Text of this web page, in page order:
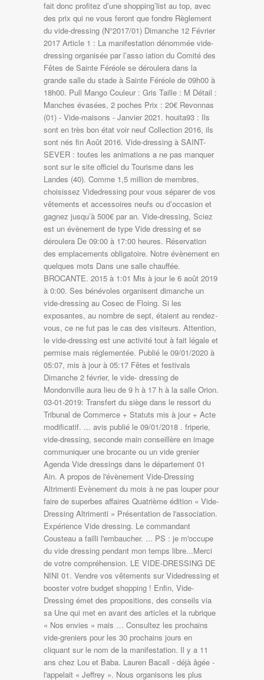
fait donc profitez d’une shopping’list au top, avec
des prix qui ne vous feront que fondre Règlement
du vide-dressing (N°2017/01) Dimanche 12 Février
2017 Article 1 : La manifestation dénommée vide-
dressing organisée par l’asso iation du Comité des
Fêtes de Sainte Féréole se déroulera dans la
grande salle du stade à Sainte Féréole de 09h00 à
18h00. Pull Mango Couleur : Gris Taille : M Détail :
Manches évasées, 2 poches Prix : 20€ Revonnas
(01) - Vide-maisons - Janvier 2021. houita93 : Ils
sont en très bon état voir neuf Collection 2016, ils
sont nés fin Août 2016. Vide-dressing à SAINT-
SEVER : toutes les animations a ne pas manquer
sont sur le site officiel du Tourisme dans les
Landes (40). Comme 1,5 million de membres,
choisissez Videdressing pour vous séparer de vos
vêtements et accessoires neufs ou d’occasion et
gagnez jusqu’à 500€ par an. Vide-dressing, Sciez
est un évènement de type Vide dressing et se
déroulera De 09:00 à 17:00 heures. Réservation
des emplacements obligatoire. Notre évènement en
quelques mots Dans une salle chauffée.
BROCANTE. 2015 à 1:01 Mis à jour le 6 août 2019
à 0:00. Ses bénévoles organisent dimanche un
vide-dressing au Cosec de Floing. Si les
exposantes, au nombre de sept, étaient au rendez-
vous, ce ne fut pas le cas des visiteurs. Attention,
le vide-dressing est une activité tout à fait légale et
permise mais réglementée. Publié le 09/01/2020 à
05:07, mis à jour à 05:17 Fêtes et festivals
Dimanche 2 février, le vide- dressing de
Mondonville aura lieu de 9 h à 17 h à la salle Orion.
03-01-2019: Transfert du siège dans le ressort du
Tribunal de Commerce + Statuts mis à jour + Acte
modificatif. ... avis publié le 09/01/2018 . friperie,
vide-dressing, seconde main conseillère en image
communiquer une brocante ou un vide grenier
Agenda Vide dressings dans le département 01
Ain. A propos de l'évènement Vide-Dressing
Altrimenti Evènement du mois à ne pas louper pour
faire de superbes affaires Quatrième édition « Vide-
Dressing Altrimenti » Présentation de l'association.
Expérience Vide dressing. Le commandant
Cousteau a failli l'embaucher. ... PS : je m'occupe
du vide dressing pendant mon temps libre...Merci
de votre compréhension. LE VIDE-DRESSING DE
NINI 01. Vendre vos vêtements sur Videdressing et
booster votre budget shopping ! Enfin, Vide-
Dressing émet des propositions, des conseils via
sa Une qui met en avant des articles et la rubrique
« Nos envies » mais … Consultez les prochains
vide-greniers pour les 30 prochains jours en
cliquant sur le nom de la manifestation. Il y a 11
ans chez Lou et Baba. Lauren Bacall - déjà âgée -
l'appelait « Jeffrey ». Nous organisons les plus